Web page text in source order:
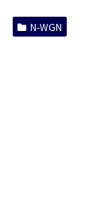
N-WGN